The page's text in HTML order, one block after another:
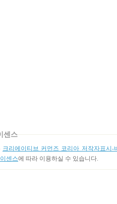
센스
크리에이티브 커먼즈 코리아 저작자표시-
센스에 따라 이용하실 수 있습니다.